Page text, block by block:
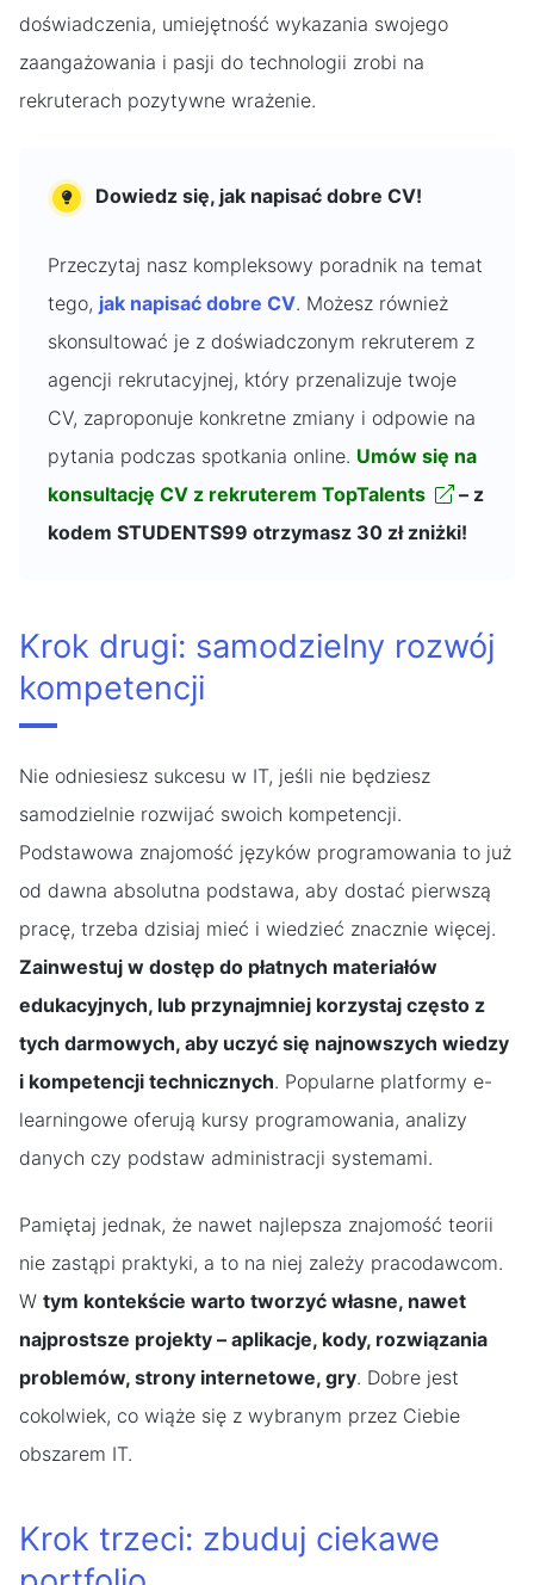
doświadczenia, umiejętność wykazania swojego
zaangażowania i pasji do technologii zrobi na
rekruterach pozytywne wrażenie.
Dowiedz się, jak napisać dobre CV!
Przeczytaj nasz kompleksowy poradnik na temat
tego, jak napisać dobre CV. Możesz również
skonsultować je z doświadczonym rekruterem z
agencji rekrutacyjnej, który przenalizuje twoje
CV, zaproponuje konkretne zmiany i odpowie na
pytania podczas spotkania online. Umów się na
konsultację CV z rekruterem TopTalents
– z
kodem STUDENTS99 otrzymasz 30 zł zniżki!
Krok drugi: samodzielny rozwój
kompetencji
Nie odniesiesz sukcesu w IT, jeśli nie będziesz
samodzielnie rozwijać swoich kompetencji.
Podstawowa znajomość języków programowania to już
od dawna absolutna podstawa, aby dostać pierwszą
pracę, trzeba dzisiaj mieć i wiedzieć znacznie więcej.
Zainwestuj w dostęp do płatnych materiałów
edukacyjnych, lub przynajmniej korzystaj często z
tych darmowych, aby uczyć się najnowszych wiedzy
i kompetencji technicznych. Popularne platformy e-
learningowe oferują kursy programowania, analizy
danych czy podstaw administracji systemami.
Pamiętaj jednak, że nawet najlepsza znajomość teorii
nie zastąpi praktyki, a to na niej zależy pracodawcom.
W tym kontekście warto tworzyć własne, nawet
najprostsze projekty – aplikacje, kody, rozwiązania
problemów, strony internetowe, gry. Dobre jest
cokolwiek, co wiąże się z wybranym przez Ciebie
obszarem IT.
Krok trzeci: zbuduj ciekawe